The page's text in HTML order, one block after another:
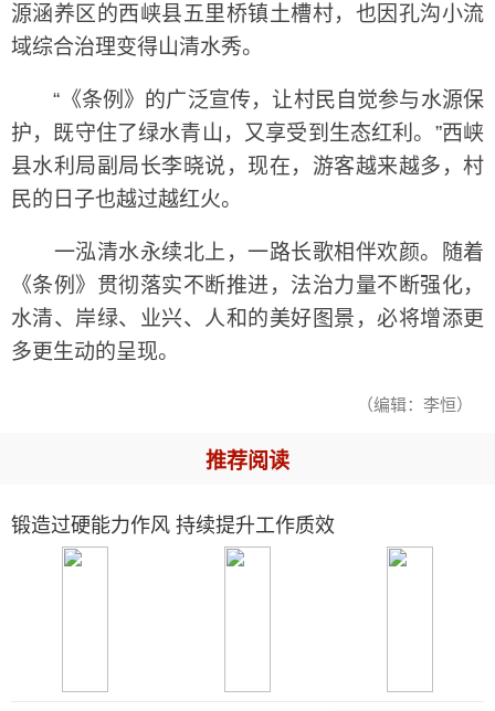
源涵养区的西峡县五里桥镇土槽村，也因孔沟小流
域综合治理变得山清水秀。
“《条例》的广泛宣传，让村民自觉参与水源保
护，既守住了绿水青山，又享受到生态红利。”西峡
县水利局副局长李晓说，现在，游客越来越多，村
民的日子也越过越红火。
一泓清水永续北上，一路长歌相伴欢颜。随着
《条例》贯彻落实不断推进，法治力量不断强化，
水清、岸绿、业兴、人和的美好图景，必将增添更
多更生动的呈现。
（编辑：李恒）
推荐阅读
锻造过硬能力作风 持续提升工作质效